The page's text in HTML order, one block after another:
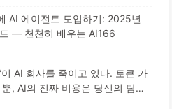
AI 에이전트 도입하기: 2025년
— 천천히 배우는 AI166
AI 회사를 죽이고 있다. 토큰 가
, AI의 진짜 비용은 당신의 탐욕
는 AI164